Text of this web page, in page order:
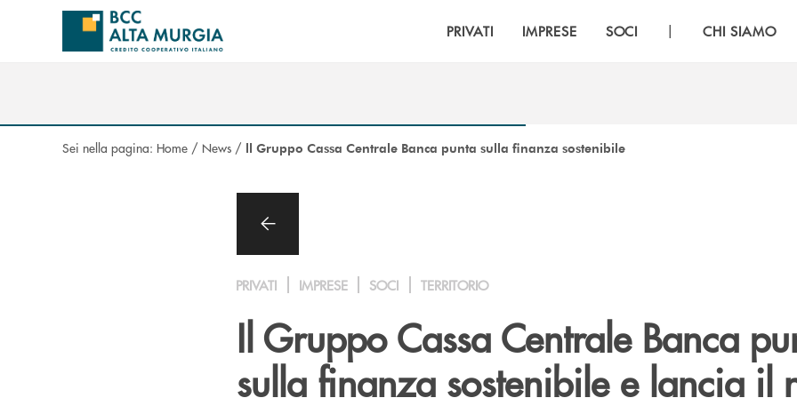
Salta al contenuto principale
PRIVATI IMPRESE SOCI | CHI SIAMO
Sei nella pagina: Home / News / ll Gruppo Cassa Centrale Banca punta sulla finanza sostenibile
PRIVATI IMPRESE SOCI TERRITORIO
Il Gruppo Cassa Centrale Banca
sulla finanza sostenibile e lancia il